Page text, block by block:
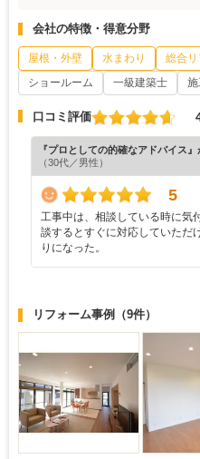
会社の特徴・得意分野
屋根・外壁 水まわり 総合
ショールーム
一級建築士
口コミ評価
『プロとしての的確なアドバイス
（30代／男性）
5
工事中は、相談している時に気
談するとすぐに対応していただ
りになった。
リフォーム事例 （9件）